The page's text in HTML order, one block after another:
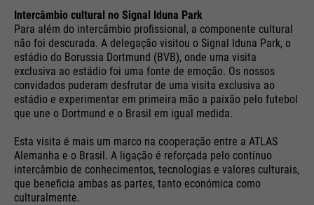
closed area, it saves the user ID
as an encrypted value (so-called
"hash value") for the
corresponding database entry of
the user.
Name
PHPSESSID
Providers
Ende der Sitzung
Purpose
users and sessions.
Name
__utmb
Google Analytics
Running
time
30 days
Name
NID
Providers
Google Maps
Running
time
6 months
Purpose
content. Cookies are included in
requests that browsers send to
Google websites. Contains a
Cookie information
Externe Inhalte
Intercâmbio cultural no Signal Iduna Park
Para além do intercâmbio profissional, a componente cultural
não foi descurada. A delegação visitou o Signal Iduna Park, o
estádio do Borussia Dortmund (BVB), onde uma visita
exclusiva ao estádio foi uma fonte de emoção. Os nossos
convidados puderam desfrutar de uma visita exclusiva ao
estádio e experimentar em primeira mão a paixão pelo futebol
que une o Dortmund e o Brasil em igual medida.
Esta visita é mais um marco na cooperação entre a ATLAS
Alemanha e o Brasil. A ligação é reforçada pelo contínuo
intercâmbio de conhecimentos, tecnologias e valores culturais,
que beneficia ambas as partes, tanto económica como
culturalmente.